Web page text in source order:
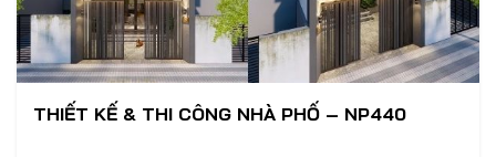
THIẾT KẾ & THI CÔNG NHÀ PHỐ – NP440